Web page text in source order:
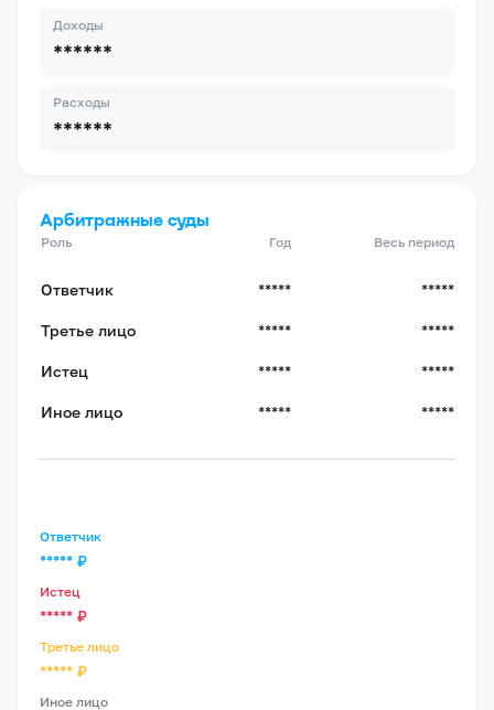
Доходы
******
Расходы
******
Арбитражные суды
Роль Год Весь период
Ответчик ***** *****
Третье лицо ***** *****
Истец ***** *****
Иное лицо ***** *****
Ответчик
***** ₽
Истец
***** ₽
Третье лицо
***** ₽
Иное лицо